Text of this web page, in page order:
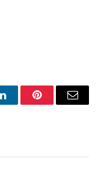
LinkedInPinterestEmail